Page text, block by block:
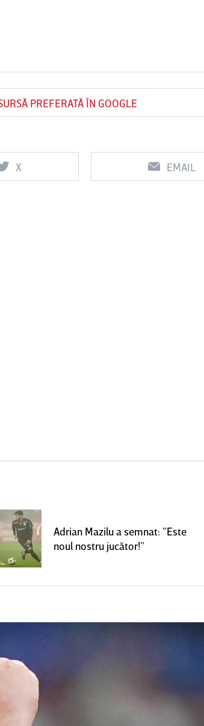
PREFERATĂ ÎN GOOGLE
X EMAIL
Adrian Mazilu a semnat: ”Este
noul nostru jucător!”
UTA Arad
0
Rapid
0